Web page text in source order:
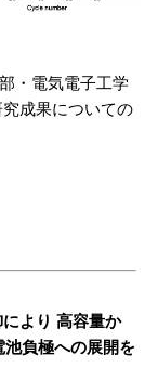
・電気電子工学
成果についての
より 高容量か
負極への展開を